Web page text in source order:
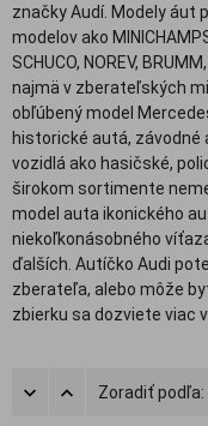
značky Audí. Modely áut
modelov ako
SCHUCO, NOREV,
najmä v zberateľských
obľúbený model
historické autá, závodné
vozidlá ako hasičské,
širokom sortimente
model auta ikonického
niekoľkonásobného
ďalších. Autíčko Audi
zberateľa, alebo môže
zbierku sa dozviete viac
Zoradiť podľa: